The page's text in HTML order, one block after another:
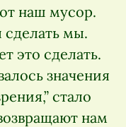
наш мусор.
сделать мы.
это сделать.
значения
стало
нам